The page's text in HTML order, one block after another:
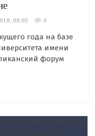
08:05 0
года на базе
имени
форум